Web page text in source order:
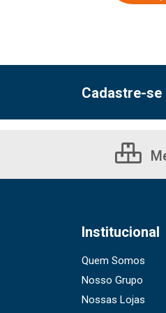
Cadastre-
Institucional
Quem Somos
Nosso Grupo
Nossas Lojas